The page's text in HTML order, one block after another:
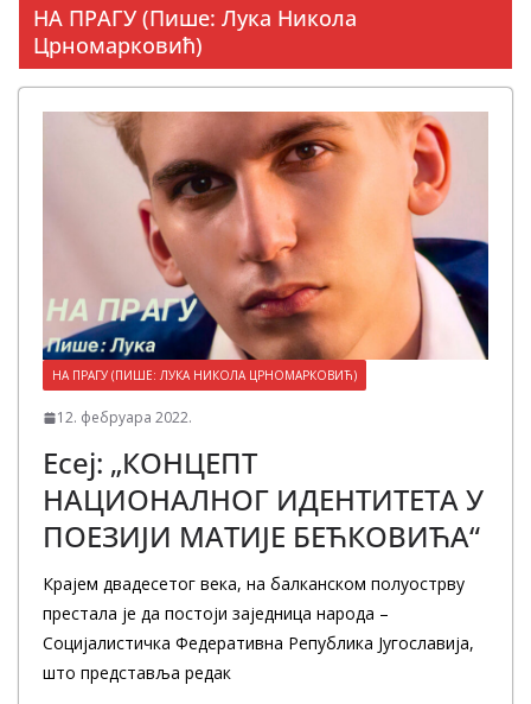
НА ПРАГУ (Пише: Лука Никола
Црномарковић)
НА ПРАГУ (ПИШЕ: ЛУКА НИКОЛА ЦРНОМАРКОВИЋ)
12. фебруара 2022.
Есеј: „КОНЦЕПТ
НАЦИОНАЛНОГ ИДЕНТИТЕТА У
ПОЕЗИЈИ МАТИЈЕ БЕЋКОВИЋА“
Крајем двадесетог века, на балканском полуострву
престала је да постоји заједница народа –
Социјалистичка Федеративна Република Југославија,
што представља редак